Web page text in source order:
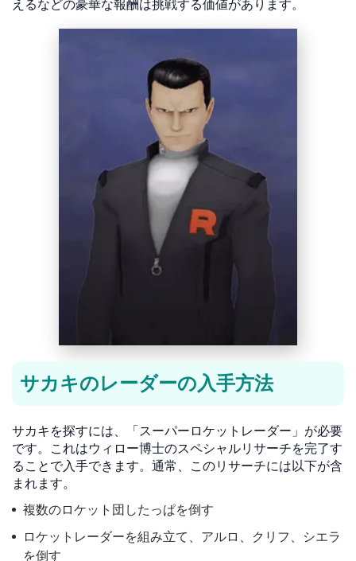
えるなどの豪華な報酬は挑戦する価値があります。
サカキのレーダーの入手方法
サカキを探すには、「スーパーロケットレーダー」が必要
です。これはウィロー博士のスペシャルリサーチを完了す
ることで入手できます。通常、このリサーチには以下が含
まれます。
複数のロケット団したっぱを倒す
ロケットレーダーを組み立て、アルロ、クリフ、シエラ
を倒す